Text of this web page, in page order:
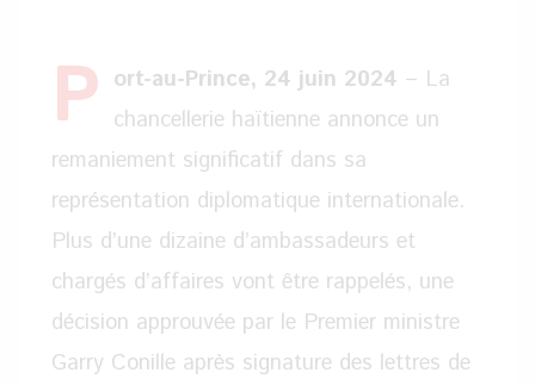
P ort-au-Prince, 24 juin 2024 – La
chancellerie haïtienne annonce un
remaniement significatif dans sa
représentation diplomatique internationale.
Plus d’une dizaine d’ambassadeurs et
chargés d’affaires vont être rappelés, une
décision approuvée par le Premier ministre
Garry Conille après signature des lettres de